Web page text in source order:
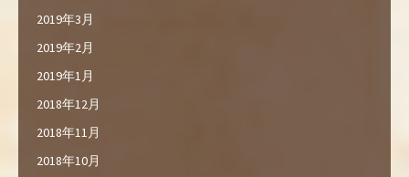
2019年3月
2019年2月
2019年1月
2018年12月
2018年11月
2018年10月